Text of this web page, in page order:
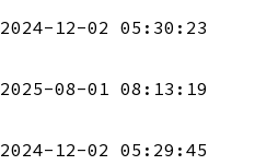
2024-12-02 05:30:23
2025-08-01 08:13:19
2024-12-02 05:29:45